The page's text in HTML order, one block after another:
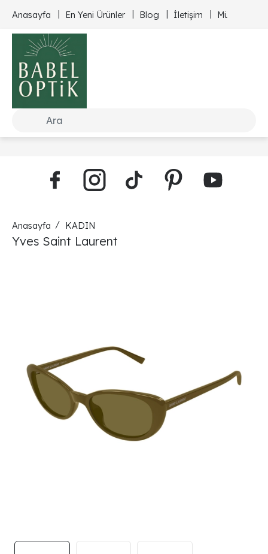
Anasayfa En Yeni Ürünler Blog İletişim Müşteri
Anasayfa KADIN
Yves Saint Laurent